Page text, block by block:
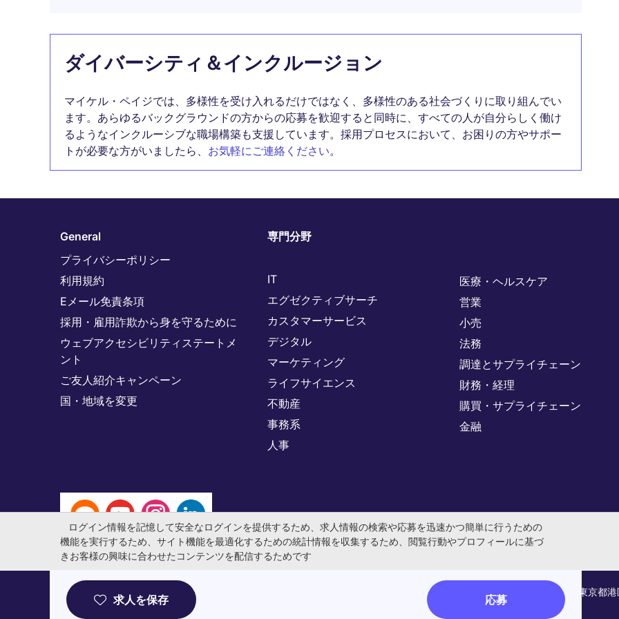
求人を保存 応募
ダイバーシティ＆インクルージョン
マイケル・ペイジでは、多様性を受け入れるだけではなく、多様性のある社会づくりに取り組んでい
ます。あらゆるバックグラウンドの方からの応募を歓迎すると同時に、すべての人が自分らしく働け
るようなインクルーシブな職場構築も支援しています。採用プロセスにおいて、お困りの方やサポー
トが必要な方がいましたら、 お気軽にご連絡ください。
General
プライバシーポリシー
利用規約
Eメール免責条項
採用・雇用詐欺から身を守るために
ウェブアクセシビリティステートメ
ント
ご友人紹介キャンペーン
国・地域を変更
専門分野
IT
エグゼクティブサーチ
カスタマーサービス
デジタル
マーケティング
ライフサイエンス
不動産
事務系
人事
医療・ヘルスケア
営業
小売
法務
調達とサプライチェーン
財務・経理
購買・サプライチェーン
金融
© マイケル・ペイジ・インターナショナル・ジャパン株式会社 法人番号：0104-01-043253 本社所在地：〒105-0001 東京都
介事業許可番号：13-ユ-040405 ／ 労働者派遣事業許可番号：派13-300434
ログイン情報を記憶して安全なログインを提供するため、求人情報の検索や応募を迅速かつ簡単に行うための
機能を実行するため、サイト機能を最適化するための統計情報を収集するため、閲覧行動やプロフィールに基づ
きお客様の興味に合わせたコンテンツを配信するためです